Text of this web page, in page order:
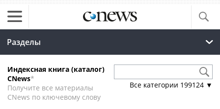
Разделы
Индексная книга (каталог)
CNews*
Получите все материалы
CNews по ключевому слову
Все категории 199124 ▼